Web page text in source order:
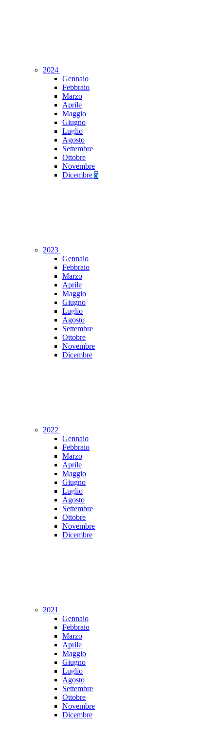
2024
Gennaio
Febbraio
Marzo
Aprile
Maggio
Giugno
Luglio
Agosto
Settembre
Ottobre
Novembre
Dicembre 5
2023
Gennaio
Febbraio
Marzo
Aprile
Maggio
Giugno
Luglio
Agosto
Settembre
Ottobre
Novembre
Dicembre
2022
Gennaio
Febbraio
Marzo
Aprile
Maggio
Giugno
Luglio
Agosto
Settembre
Ottobre
Novembre
Dicembre
2021
Gennaio
Febbraio
Marzo
Aprile
Maggio
Giugno
Luglio
Agosto
Settembre
Ottobre
Novembre
Dicembre